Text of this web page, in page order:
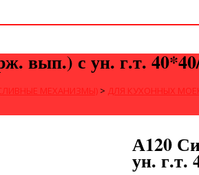
вып.) с ун. г.т.
МЕХАНИЗМЫ) > ДЛЯ КУХОННЫХ
А120
ун. г.т.